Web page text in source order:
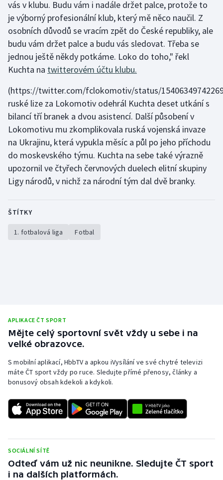
vás v klubu. Budu vám i nadále držet palce, protože to
je výborný profesionální klub, který mě něco naučil. Z
osobních důvodů se vracím zpět do České republiky, ale
budu vám držet palce a budu vás sledovat. Třeba se
jednou ještě někdy potkáme. Loko do toho," řekl
Kuchta na twitterovém účtu klubu.
(https://twitter.com/fclokomotiv/status/
ruské lize za Lokomotiv odehrál Kuchta deset utkání s
bilancí tří branek a dvou asistencí. Další působení v
Lokomotivu mu zkomplikovala ruská vojenská invaze
na Ukrajinu, která vypukla měsíc a půl po jeho příchodu
do moskevského týmu. Kuchta na sebe také výrazně
upozornil ve čtyřech červnových duelech elitní skupiny
Ligy národů, v nichž za národní tým dal dvě branky.
ŠTÍTKY
1. fotbalová liga Fotbal
APLIKACE ČT SPORT
Mějte celý sportovní svět vždy u sebe i na
velké obrazovce.
S mobilní aplikací, HbbTV a apkou iVysílání ve své chytré televizi
máte ČT sport vždy po ruce. Sledujte přímé přenosy, články a
bonusový obsah kdekoli a kdykoli.
SOCIÁLNÍ SÍTĚ
Odteď vám už nic neunikne. Sledujte ČT sport
i na dalších platformách.